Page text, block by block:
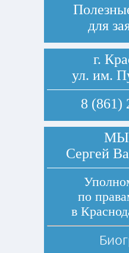
для
г.
ул. им.
8 (861)
Сергей
по
в